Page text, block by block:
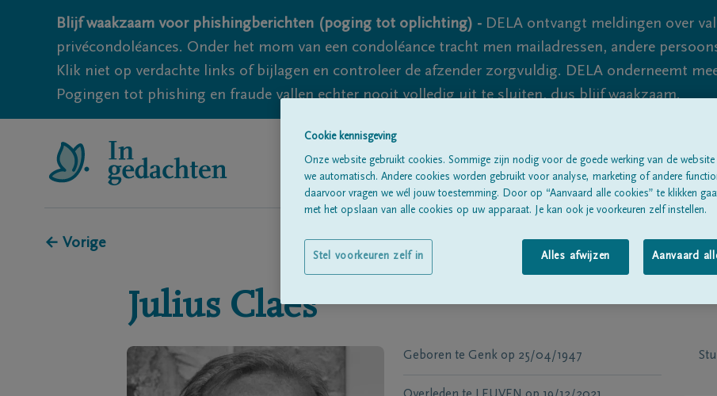
Blijf waakzaam voor phishingberichten (poging tot oplichting) - DELA ontvangt meldingen over
privécondoléances. Onder het mom van een condoléance tracht men mailadressen, andere
Klik niet op verdachte links of bijlagen en controleer de afzender zorgvuldig. DELA onderneemt
Pogingen tot phishing en fraude vallen echter nooit volledig uit te sluiten, dus blijf waakzaam.
Alle rouwberichtenOver ons
← Vorige
Julius Claes
Geboren te Genk op 25/04/1947
Cookie kennisgeving
Onze website gebruikt cookies. Sommige zijn nodig voor de goede werking van de website
we automatisch. Andere cookies worden gebruikt voor analyse, marketing of andere
daarvoor vragen we wél jouw toestemming. Door op “Aanvaard alle cookies” te klikken
met het opslaan van alle cookies op uw apparaat. Je kan ook je voorkeuren zelf instellen.
Alles afwijzen Aanvaard
Stel voorkeuren zelf in